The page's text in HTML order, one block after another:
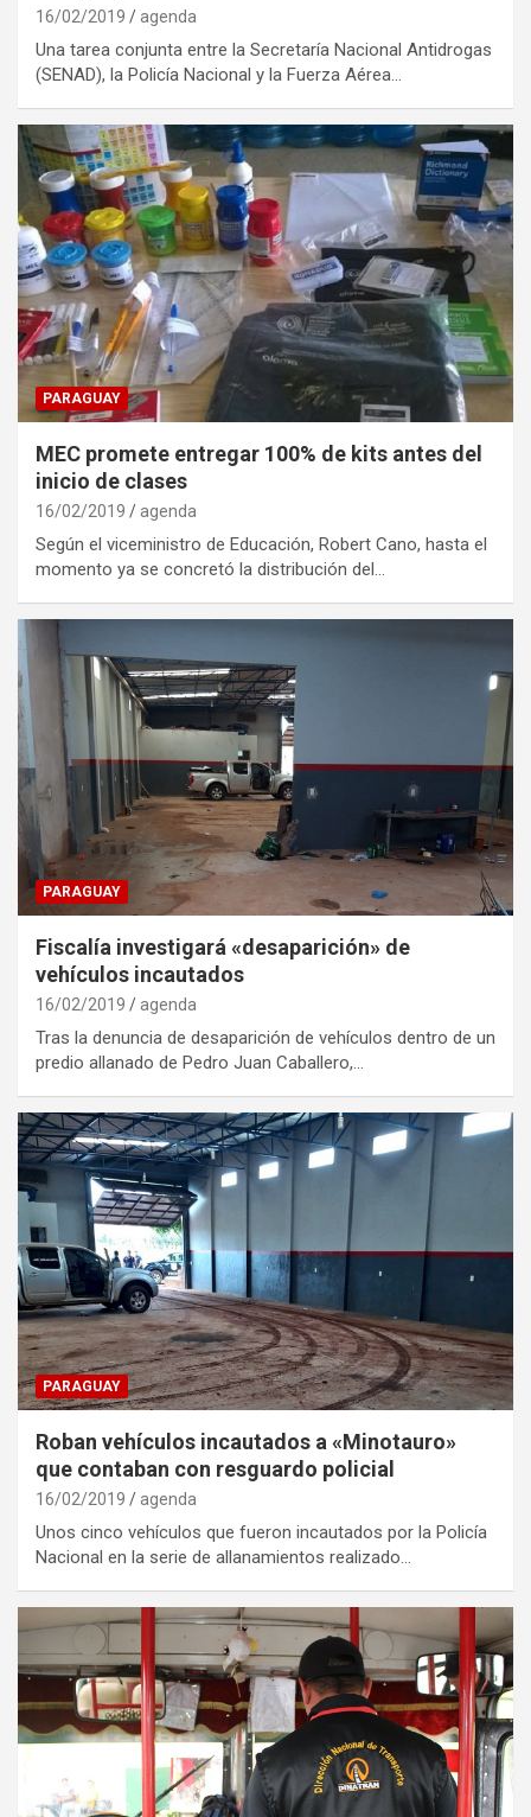
16/02/2019 agenda
Una tarea conjunta entre la Secretaría Nacional Antidrogas
(SENAD), la Policía Nacional y la Fuerza Aérea…
PARAGUAY
MEC promete entregar 100% de kits antes del
inicio de clases
16/02/2019 agenda
Según el viceministro de Educación, Robert Cano, hasta el
momento ya se concretó la distribución del…
PARAGUAY
Fiscalía investigará «desaparición» de
vehículos incautados
16/02/2019 agenda
Tras la denuncia de desaparición de vehículos dentro de un
predio allanado de Pedro Juan Caballero,…
PARAGUAY
Roban vehículos incautados a «Minotauro»
que contaban con resguardo policial
16/02/2019 agenda
Unos cinco vehículos que fueron incautados por la Policía
Nacional en la serie de allanamientos realizado…